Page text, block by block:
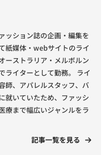
ッション誌の企画・編集を
紙媒体・webサイトのライ
ーストラリア・メルボルン
ライターとして勤務。 ライ
師、アパレルスタッフ、バ
就いていたため、ファッシ
療まで幅広いジャンルをラ
記事一覧を見る